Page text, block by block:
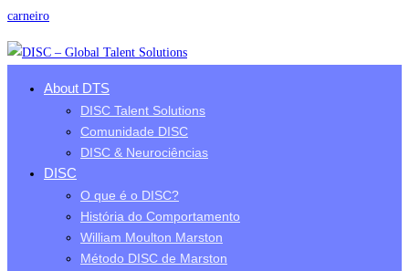
carneiro
About DTS
DISC Talent Solutions
Comunidade DISC
DISC & Neurociências
DISC
O que é o DISC?
História do Comportamento
William Moulton Marston
Método DISC de Marston